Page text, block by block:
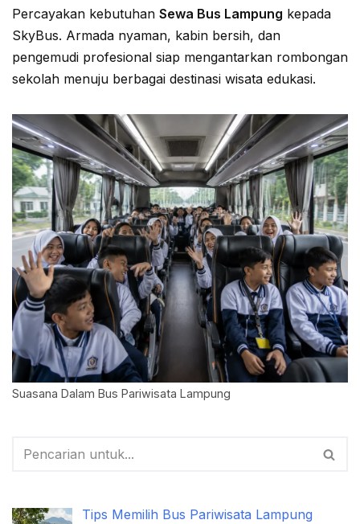
Percayakan kebutuhan Sewa Bus Lampung kepada
SkyBus. Armada nyaman, kabin bersih, dan
pengemudi profesional siap mengantarkan rombongan
sekolah menuju berbagai destinasi wisata edukasi.
Suasana Dalam Bus Pariwisata Lampung
Tips Memilih Bus Pariwisata Lampung